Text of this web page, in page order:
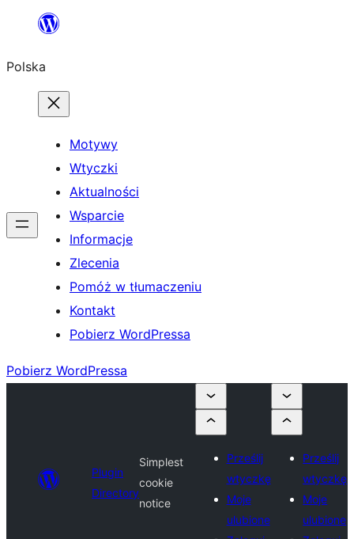
Przejdź
treści
Polska
Motywy
Wtyczki
Aktualności
Wsparcie
Informacje
Zlecenia
Pomóż w tłumaczeniu
Kontakt
Pobierz WordPressa
Pobierz WordPressa
Plugin
Directory
Simplest
cookie
notice
Prześlij
wtyczkę
Moje
ulubione
Prześlij
wtyczkę
Moje
ulubione